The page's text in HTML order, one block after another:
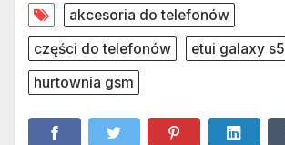
akcesoria do telefonów
części do telefonów
etui galaxy s5
hurtownia gsm